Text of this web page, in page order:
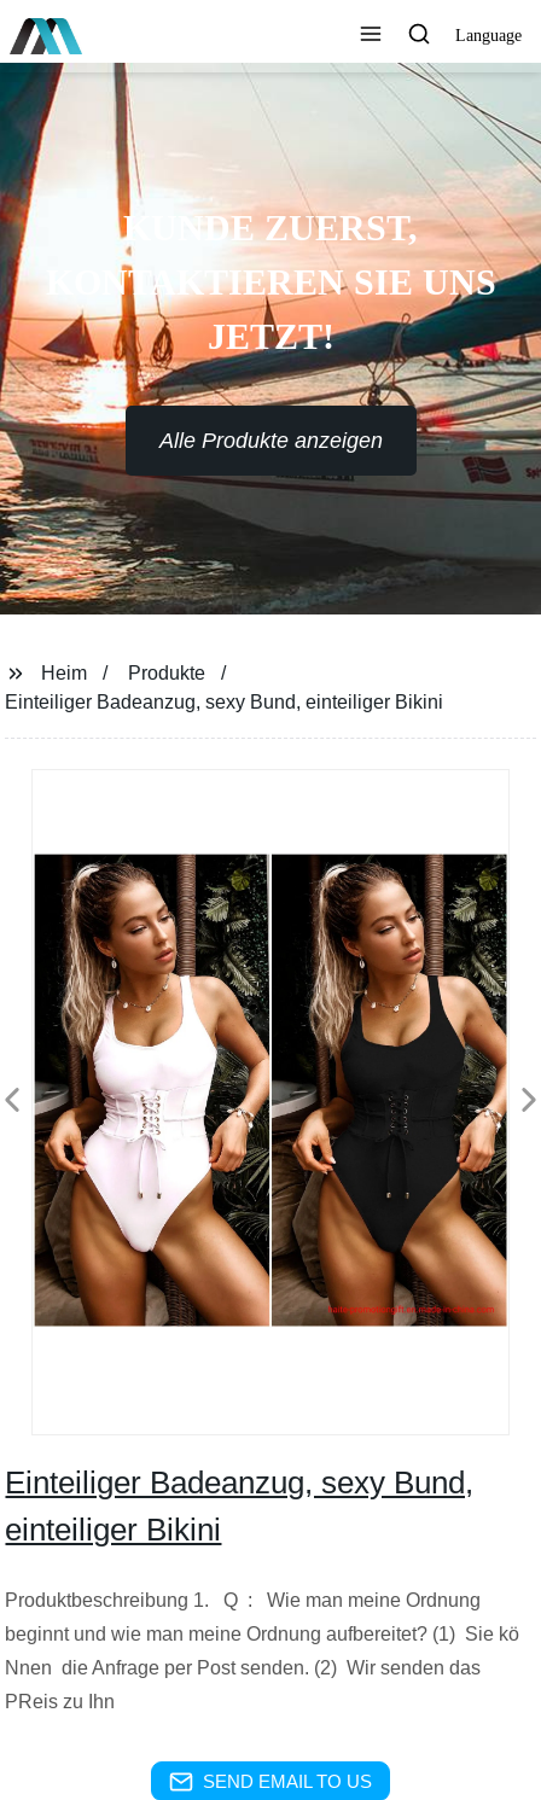
Language
KUNDE ZUERST,
KONTAKTIEREN SIE UNS
JETZT!
Alle Produkte anzeigen
Heim
Produkte
Einteiliger Badeanzug, sexy Bund, einteiliger Bikini
Einteiliger Badeanzug, sexy Bund,
einteiliger Bikini
Produktbeschreibung 1. Q : Wie man meine Ordnung
beginnt und wie man meine Ordnung aufbereitet? (1) Sie kö
Nnen die Anfrage per Post senden. (2) Wir senden das
PReis zu Ihn
SEND EMAIL TO US